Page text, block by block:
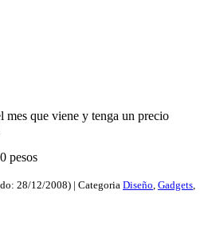
mes que viene y tenga un precio
pesos
28/12/2008) | Categoria Diseño, Gadgets,